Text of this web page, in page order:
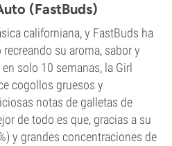
(FastBuds)
californiana, y FastBuds ha
su aroma, sabor y
solo 10 semanas, la Girl
cogollos gruesos y
notas de galletas de
de todo es que, gracias a su
y grandes concentraciones de